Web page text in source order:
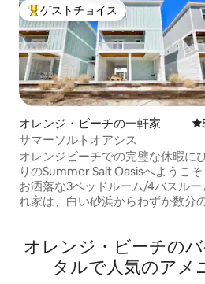
大好評のゲストチョイスです。
ゲストチョイス
オレンジ・ビーチの一軒家
サマーソルトオアシス
オレンジビーチでの完璧な休暇に
りのSummer Salt Oasisへようこ
お洒落な3ベッドルーム/4バスルー
れ家は、白い砂浜からわずか数分
したモダンなキッチンで料理をし
専用バルコニーでリラックスした
ます。各ベッドルームには、快適
オレンジ・ビーチの
タルで人気のアメ